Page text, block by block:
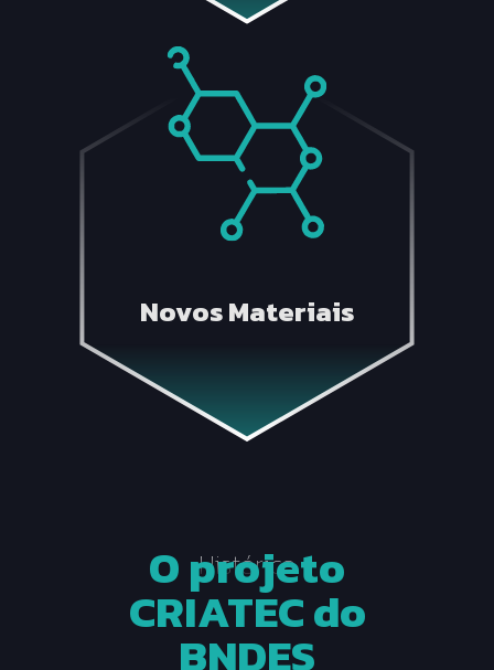
Novos Materiais
Histórico
O projeto
CRIATEC do
BNDES